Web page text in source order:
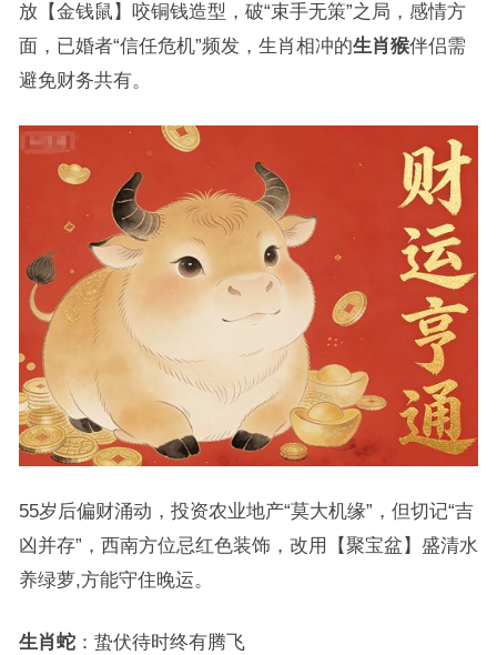
放【金钱鼠】咬铜钱造型，破“束手无策”之局，感情方
面，已婚者“信任危机”频发，生肖相冲的生肖猴伴侣需
避免财务共有。
55岁后偏财涌动，投资农业地产“莫大机缘”，但切记“吉
凶并存”，西南方位忌红色装饰，改用【聚宝盆】盛清水
养绿萝,方能守住晚运。
生肖蛇：蛰伏待时终有腾飞